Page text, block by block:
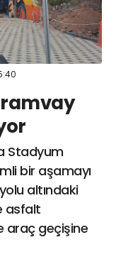
Stadyum
bir aşamayı
altındaki
asfalt
araç geçişine
Galeri Yazarlar